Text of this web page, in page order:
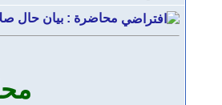
محاضرة : بيان حال صلاح